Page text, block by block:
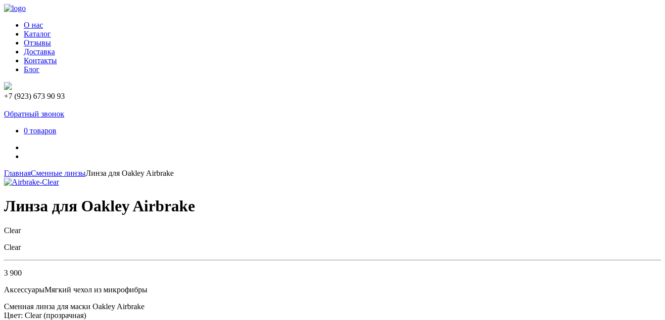
О нас
Каталог
Отзывы
Доставка
Контакты
Блог
+7 (923) 673 90 93
Обратный звонок
0 товаров
ГлавнаяСменные линзыЛинза для Oakley Airbrake
Линза для Oakley Airbrake
Clear
Clear
3 900
АксессуарыМягкий чехол из микрофибры
Сменная линза для маски Oakley Airbrake
Цвет: Clear (прозрачная)